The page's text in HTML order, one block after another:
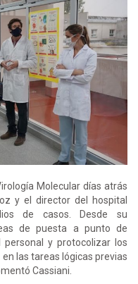
Molecular días atrás
y el director del hospital
de casos. Desde su
de puesta a punto de
y protocolizar los
las tareas lógicas previas
Cassiani.